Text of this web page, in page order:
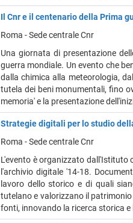
Il Cnr e il centenario della Prima
Roma - Sede centrale Cnr
Una giornata di presentazione
guerra mondiale. Un evento che
dalla chimica alla meteorologia,
tutela dei beni monumentali, fino
memoria' e la presentazione
Strategie digitali per lo studio
Roma - Sede centrale Cnr
L'evento è organizzato dall'Istituto
l'archivio digitale '14-18.
lavoro dello storico e di quali
tutelano e valorizzano il
fonti, innovando la ricerca storica